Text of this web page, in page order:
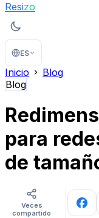
Resizo
ES
Inicio
Blog
Blog
para
de
Veces
compartido